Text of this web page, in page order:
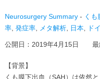
Neurosurgery Summary - くも
率 発症率 メタ解析 日本 ド
公開日： 2019年4月15日 最
【背景】
くも膜下出血（SAH）は依然